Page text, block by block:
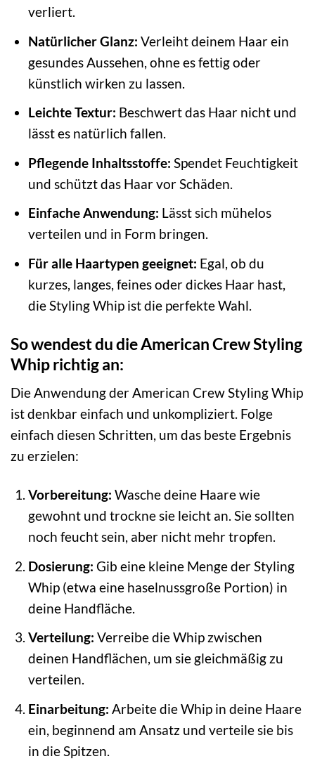
verliert.
Natürlicher Glanz: Verleiht deinem Haar ein
gesundes Aussehen, ohne es fettig oder
künstlich wirken zu lassen.
Leichte Textur: Beschwert das Haar nicht und
lässt es natürlich fallen.
Pflegende Inhaltsstoffe: Spendet Feuchtigkeit
und schützt das Haar vor Schäden.
Einfache Anwendung: Lässt sich mühelos
verteilen und in Form bringen.
Für alle Haartypen geeignet: Egal, ob du
kurzes, langes, feines oder dickes Haar hast,
die Styling Whip ist die perfekte Wahl.
So wendest du die American Crew Styling
Whip richtig an:
Die Anwendung der American Crew Styling Whip
ist denkbar einfach und unkompliziert. Folge
einfach diesen Schritten, um das beste Ergebnis
zu erzielen:
Vorbereitung: Wasche deine Haare wie
gewohnt und trockne sie leicht an. Sie sollten
noch feucht sein, aber nicht mehr tropfen.
Dosierung: Gib eine kleine Menge der Styling
Whip (etwa eine haselnussgroße Portion) in
deine Handfläche.
Verteilung: Verreibe die Whip zwischen
deinen Handflächen, um sie gleichmäßig zu
verteilen.
Einarbeitung: Arbeite die Whip in deine Haare
ein, beginnend am Ansatz und verteile sie bis
in die Spitzen.